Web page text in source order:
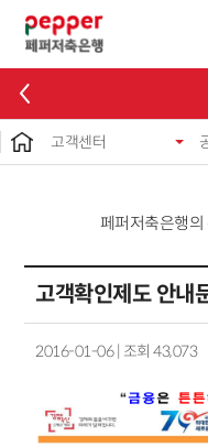
고객센터
페퍼저축은행의
고객확인제도 안내
2016-01-06 | 조회 43,073